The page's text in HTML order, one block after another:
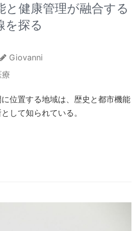
と健康管理が融合する
を探る
Giovanni
療
位置する地域は、歴史と都市機能
して知られている。